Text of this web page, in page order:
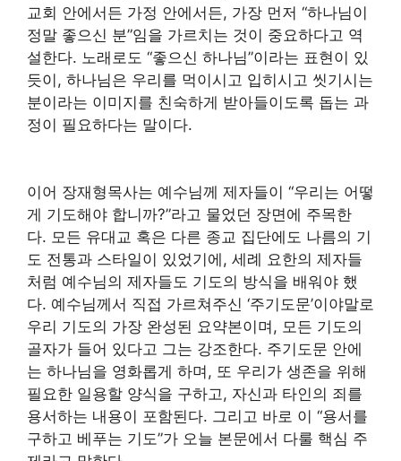
교회 안에서든 가정 안에서든, 가장 먼저 “하나님이
정말 좋으신 분”임을 가르치는 것이 중요하다고 역
설한다. 노래로도 “좋으신 하나님”이라는 표현이 있
듯이, 하나님은 우리를 먹이시고 입히시고 씻기시는
분이라는 이미지를 친숙하게 받아들이도록 돕는 과
정이 필요하다는 말이다.
이어 장재형목사는 예수님께 제자들이 “우리는 어떻
게 기도해야 합니까?”라고 물었던 장면에 주목한
다. 모든 유대교 혹은 다른 종교 집단에도 나름의 기
도 전통과 스타일이 있었기에, 세례 요한의 제자들
처럼 예수님의 제자들도 기도의 방식을 배워야 했
다. 예수님께서 직접 가르쳐주신 ‘주기도문’이야말로
우리 기도의 가장 완성된 요약본이며, 모든 기도의
골자가 들어 있다고 그는 강조한다. 주기도문 안에
는 하나님을 영화롭게 하며, 또 우리가 생존을 위해
필요한 일용할 양식을 구하고, 자신과 타인의 죄를
용서하는 내용이 포함된다. 그리고 바로 이 “용서를
구하고 베푸는 기도”가 오늘 본문에서 다룰 핵심 주